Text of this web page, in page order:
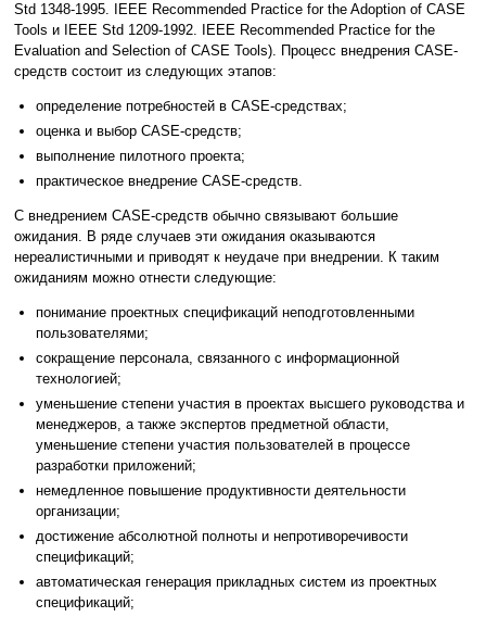
Std 1348-1995. IEEE Recommended Practice for the Adoption of CASE
Tools и IEEE Std 1209-1992. IEEE Recommended Practice for the
Evaluation and Selection of CASE Tools). Процесс внедрения CASE-
средств состоит из следующих этапов:
определение потребностей в CASE-средствах;
оценка и выбор CASE-средств;
выполнение пилотного проекта;
практическое внедрение CASE-средств.
С внедрением CASE-средств обычно связывают большие
ожидания. В ряде случаев эти ожидания оказываются
нереалистичными и приводят к неудаче при внедрении. К таким
ожиданиям можно отнести следующие:
понимание проектных спецификаций неподготовленными
пользователями;
сокращение персонала, связанного с информационной
технологией;
уменьшение степени участия в проектах высшего руководства и
менеджеров, а также экспертов предметной области,
уменьшение степени участия пользователей в процессе
разработки приложений;
немедленное повышение продуктивности деятельности
организации;
достижение абсолютной полноты и непротиворечивости
спецификаций;
автоматическая генерация прикладных систем из проектных
спецификаций;